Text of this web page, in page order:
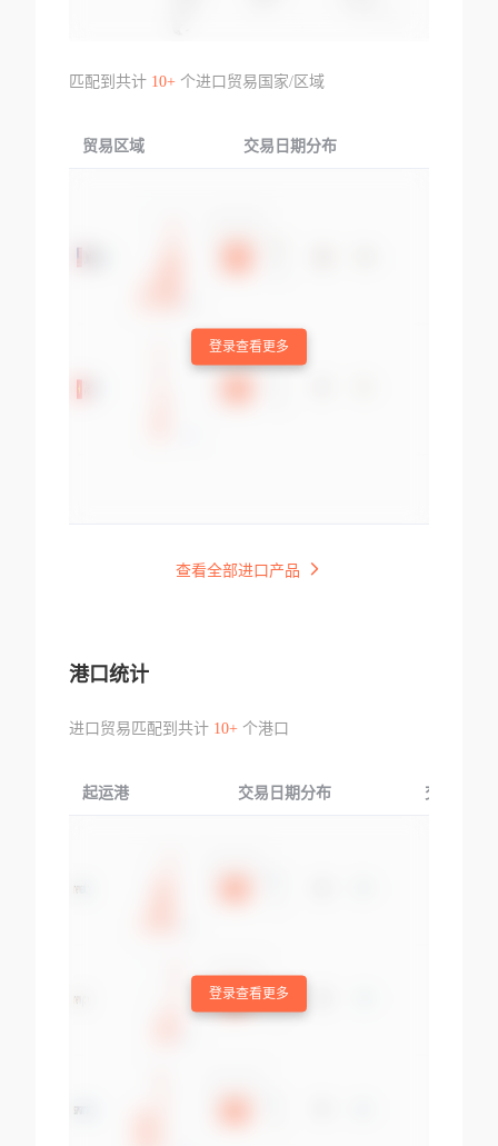
匹配到共计 10+个进口贸易国家/区域
贸易区域 交易日期分布
登录查看更多
查看全部进口产品
港口统计
进口贸易匹配到共计 10+个港口
起运港 交易日期分布 交易产品
登录查看更多